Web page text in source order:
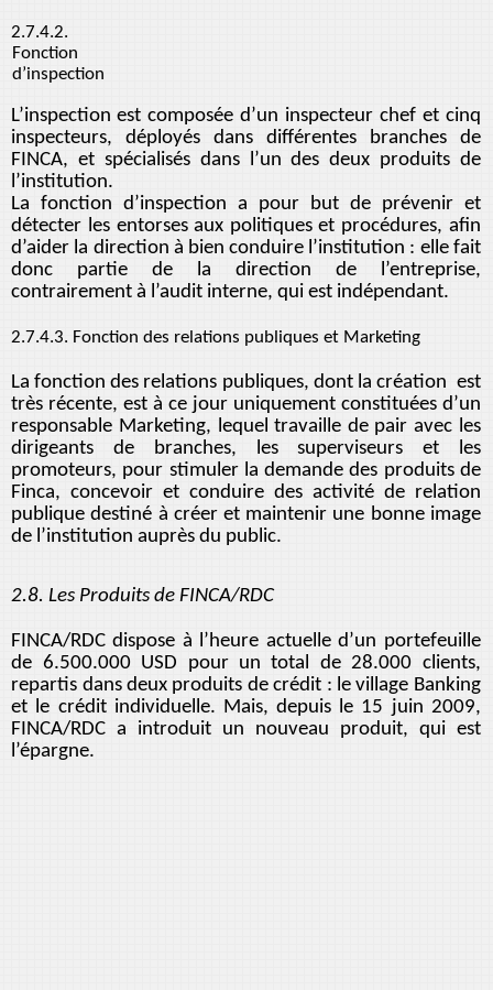
2.7.4.2.
Fonction
d’inspection
L’inspection est composée d’un inspecteur chef et cinq
inspecteurs, déployés dans différentes branches de
FINCA, et spécialisés dans l’un des deux produits de
l’institution.
La fonction d’inspection a pour but de prévenir et
détecter les entorses aux politiques et procédures, afin
d’aider la direction à bien conduire l’institution : elle fait
donc partie de la direction de l’entreprise,
contrairement à l’audit interne, qui est indépendant.
2.7.4.3. Fonction des relations publiques et Marketing
La fonction des relations publiques, dont la création est
très récente, est à ce jour uniquement constituées d’un
responsable Marketing, lequel travaille de pair avec les
dirigeants de branches, les superviseurs et les
promoteurs, pour stimuler la demande des produits de
Finca, concevoir et conduire des activité de relation
publique destiné à créer et maintenir une bonne image
de l’institution auprès du public.
2.8. Les Produits de FINCA/RDC
FINCA/RDC dispose à l’heure actuelle d’un portefeuille
de 6.500.000 USD pour un total de 28.000 clients,
repartis dans deux produits de crédit : le village Banking
et le crédit individuelle. Mais, depuis le 15 juin 2009,
FINCA/RDC a introduit un nouveau produit, qui est
l’épargne.